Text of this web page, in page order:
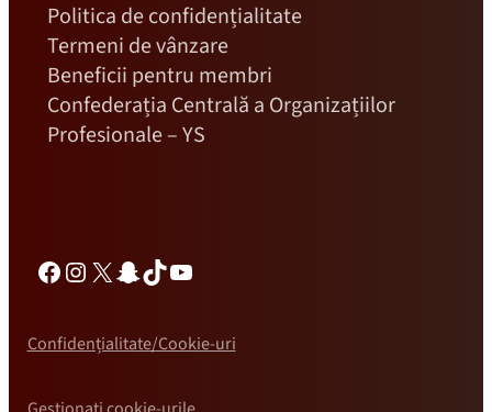
Politica de confidențialitate
Termeni de vânzare
Beneficii pentru membri
Confederația Centrală a Organizațiilor
Profesionale – YS
Confidențialitate/Cookie-uri
Facebook
Instagram
X Snapchat
TikTokYouTube